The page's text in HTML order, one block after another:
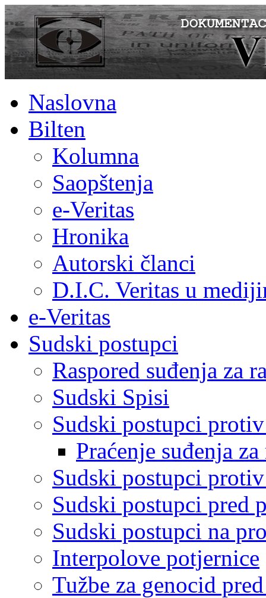
Naslovna
Bilten
Kolumna
Saopštenja
e-Veritas
Hronika
Autorski članci
D.I.C. Veritas u
e-Veritas
Sudski postupci
Raspored suđenja za
Sudski Spisi
Sudski postupci
Praćenje suđenja
Sudski postupci
Sudski postupci pred
Sudski postupci na
Interpolove potjernice
Tužbe za genocid